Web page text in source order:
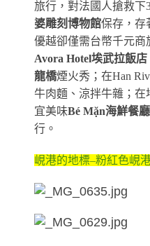
旅行，對法國人搶救下
婆雕刻博物館保存，存
優越卻僅需台幣千元商
Avora Hotel埃武拉飯店
龍橋煙火秀；在Han
牛肉麵、涼拌牛雜；在
宜美味Bé Mặn海鮮餐廳
行。
峴港的地標–粉紅色峴